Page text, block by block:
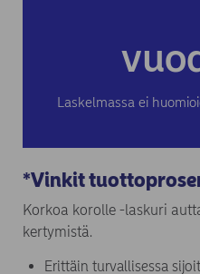
*Vinkit
Korkoa korolle -laskuri
kertymistä.
Erittäin turvallisessa